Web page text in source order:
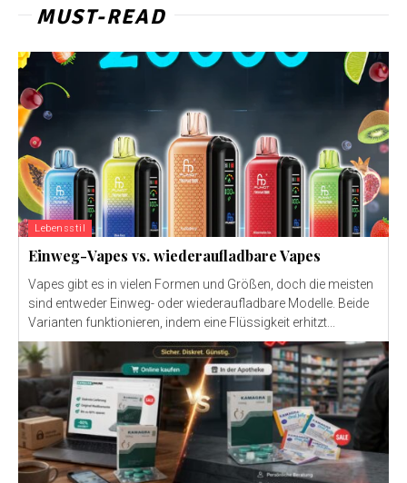
MUST-READ
Lebensstil
Einweg-Vapes vs. wiederaufladbare Vapes
Vapes gibt es in vielen Formen und Größen, doch die meisten
sind entweder Einweg- oder wiederaufladbare Modelle. Beide
Varianten funktionieren, indem eine Flüssigkeit erhitzt...